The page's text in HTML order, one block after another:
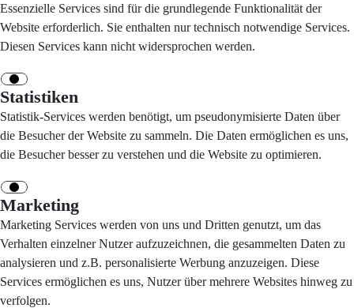
Essenzielle Services sind für die grundlegende Funktionalität der
Website erforderlich. Sie enthalten nur technisch notwendige Services.
Diesen Services kann nicht widersprochen werden.
Statistiken
Statistik-Services werden benötigt, um pseudonymisierte Daten über
die Besucher der Website zu sammeln. Die Daten ermöglichen es uns,
die Besucher besser zu verstehen und die Website zu optimieren.
Marketing
Marketing Services werden von uns und Dritten genutzt, um das
Verhalten einzelner Nutzer aufzuzeichnen, die gesammelten Daten zu
analysieren und z.B. personalisierte Werbung anzuzeigen. Diese
Services ermöglichen es uns, Nutzer über mehrere Websites hinweg zu
verfolgen.